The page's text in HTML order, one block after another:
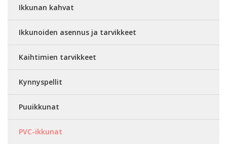
Ikkunan kahvat
Ikkunoiden asennus ja tarvikkeet
Kaihtimien tarvikkeet
Kynnyspellit
Puuikkunat
PVC-ikkunat